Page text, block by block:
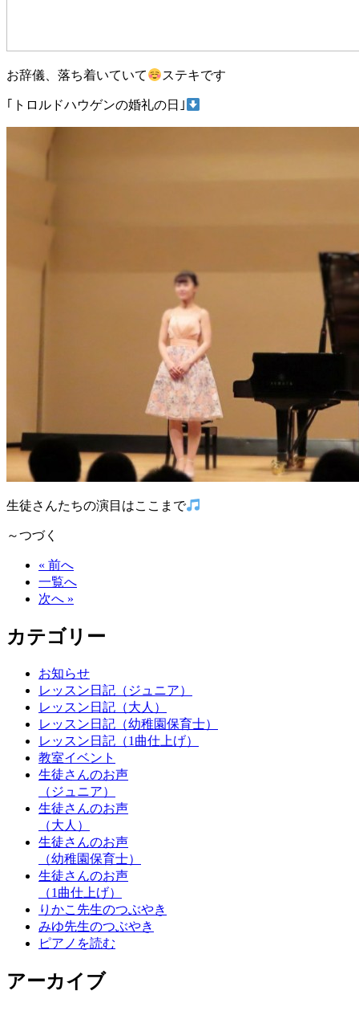
お辞儀、落ち着いていて ステキです
｢トロルドハウゲンの婚礼の日｣
生徒さんたちの演目はここまで
～つづく
« 前へ
一覧へ
次へ »
カテゴリー
お知らせ
レッスン日記（ジュニア）
レッスン日記（大人）
レッスン日記（幼稚園保育士）
レッスン日記（1曲仕上げ）
教室イベント
生徒さんのお声
（ジュニア）
生徒さんのお声
（大人）
生徒さんのお声
（幼稚園保育士）
生徒さんのお声
（1曲仕上げ）
りかこ先生のつぶやき
みゆ先生のつぶやき
ピアノを読む
アーカイブ